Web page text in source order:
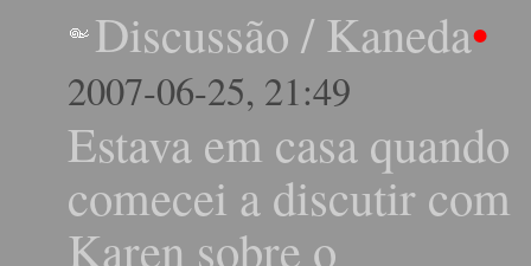
Discussão /Kaneda•
2007-06-25, 21:49
Estava em casa quando
comecei a discutir com
Karen sobre o